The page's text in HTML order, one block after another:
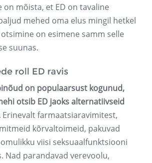
on mõista, et ED on tavaline
mehed oma elus mingil hetkel
on esimene samm selle
suunas.
roll ED ravis
on populaarsust kogunud,
otsib ED jaoks alternatiivseid
Erinevalt farmaatsiaravimitest,
kõrvaltoimeid, pakuvad
viisi seksuaalfunktsiooni
Nad parandavad verevoolu,